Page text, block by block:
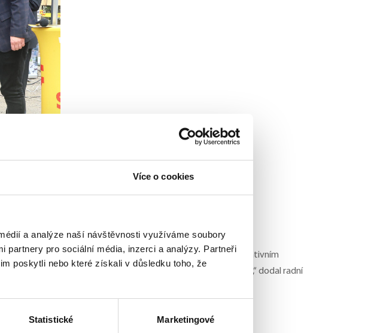
Více o cookies
a analýze naší návštěvnosti využíváme soubory
pro sociální média, inzerci a analýzy. Partneři
poskytli nebo které získali v důsledku toho, že
Statistické Marketingové
Tato škola bude nejen potřebným, ale i moderním a inspirativním
mezi hlavním městem Prahou a městskými částmi,“ dodal radní